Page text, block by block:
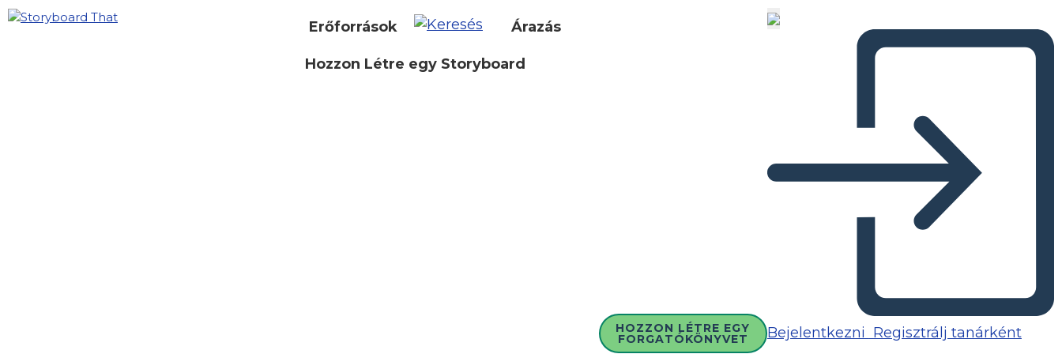
Erőforrások Árazás
Hozzon Létre egy Storyboard
HOZZON LÉTRE EGY
FORGATÓKÖNYVET Bejelentkezni Regisztrálj tanárként